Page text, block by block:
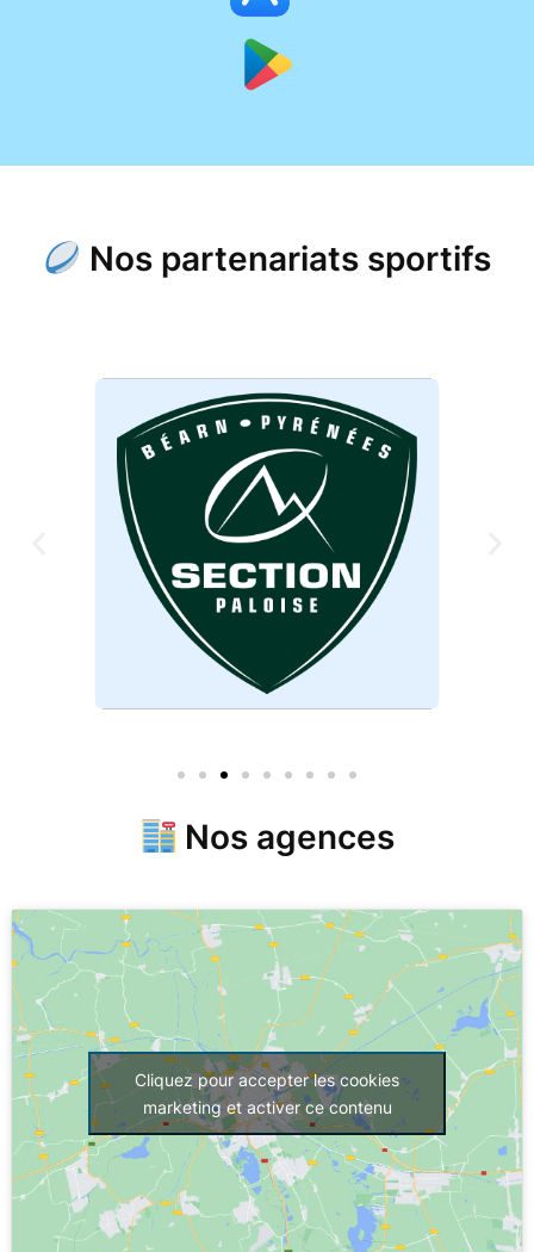
Nos partenariats sportifs
Nos agences
Cliquez pour accepter les cookies
marketing et activer ce contenu